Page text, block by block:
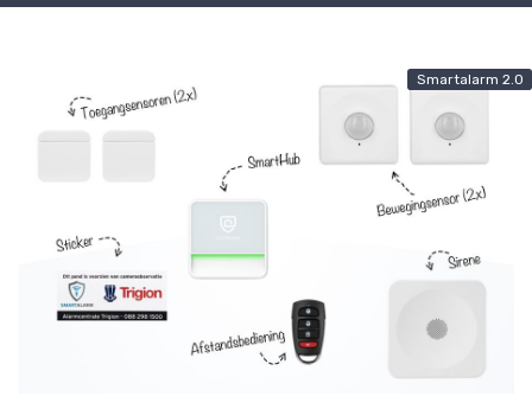
Smartalarm 2.0